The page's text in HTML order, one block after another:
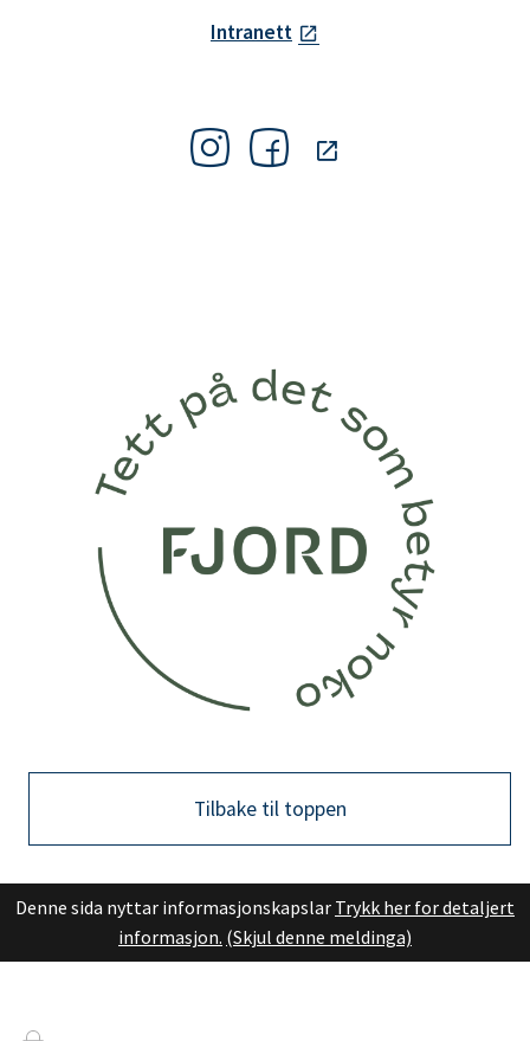
Intranett
Tilbake til toppen
Denne sida nyttar informasjonskapslar Trykk her for detaljert
informasjon. (Skjul denne meldinga)